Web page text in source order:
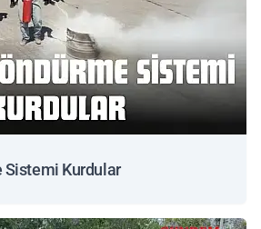
Sistemi Kurdular